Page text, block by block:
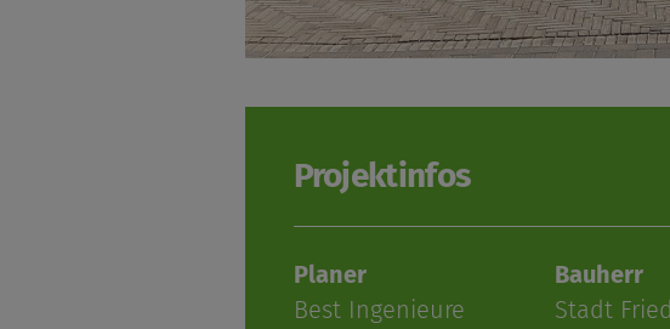
Projektinfos
Planer
Best Ingenieure
Bauherr
Stadt